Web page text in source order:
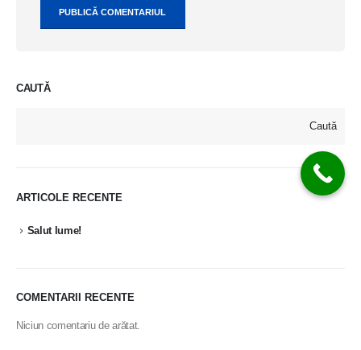
CAUTĂ
Caută
ARTICOLE RECENTE
Salut lume!
COMENTARII RECENTE
Niciun comentariu de arătat.